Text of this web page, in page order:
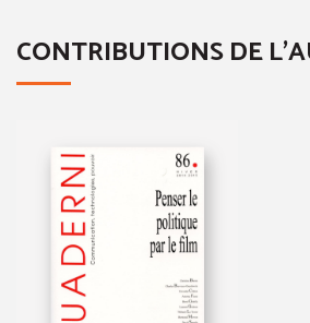
CONTRIBUTIONS DE